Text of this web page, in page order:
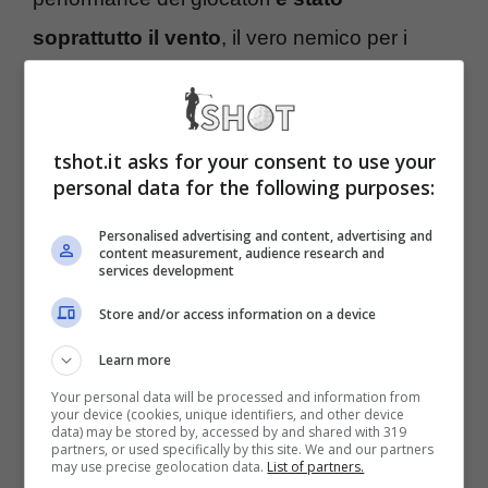
soprattutto il vento, il vero nemico per i
condizionato la classifica con solo 13
giocatori sopra par.
Golf, Genesis Invitational:
la classifica dopo il primo
giro
Nei 13, oltre ai tre citati, c’è ancheScottie
Scheffler. Il numero uno del mondo ha
chiuso le prime 18 al quarto posto a -2 con
tshot.it asks for your consent to use your
personal data for the following purposes:
Personalised advertising and content, advertising and
content measurement, audience research and
services development
Store and/or access information on a device
Learn more
Your personal data will be processed and information from
your device (cookies, unique identifiers, and other device
data) may be stored by, accessed by and shared with 319
partners, or used specifically by this site. We and our partners
may use precise geolocation data. List of partners.